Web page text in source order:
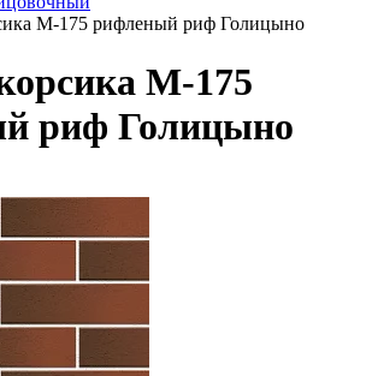
М-175 рифленый риф Голицыно
М-175
риф Голицыно